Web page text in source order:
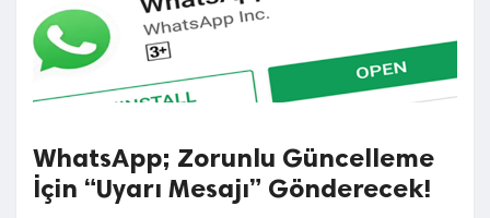
WhatsApp; Zorunlu Güncelleme
İçin “Uyarı Mesajı” Gönderecek!